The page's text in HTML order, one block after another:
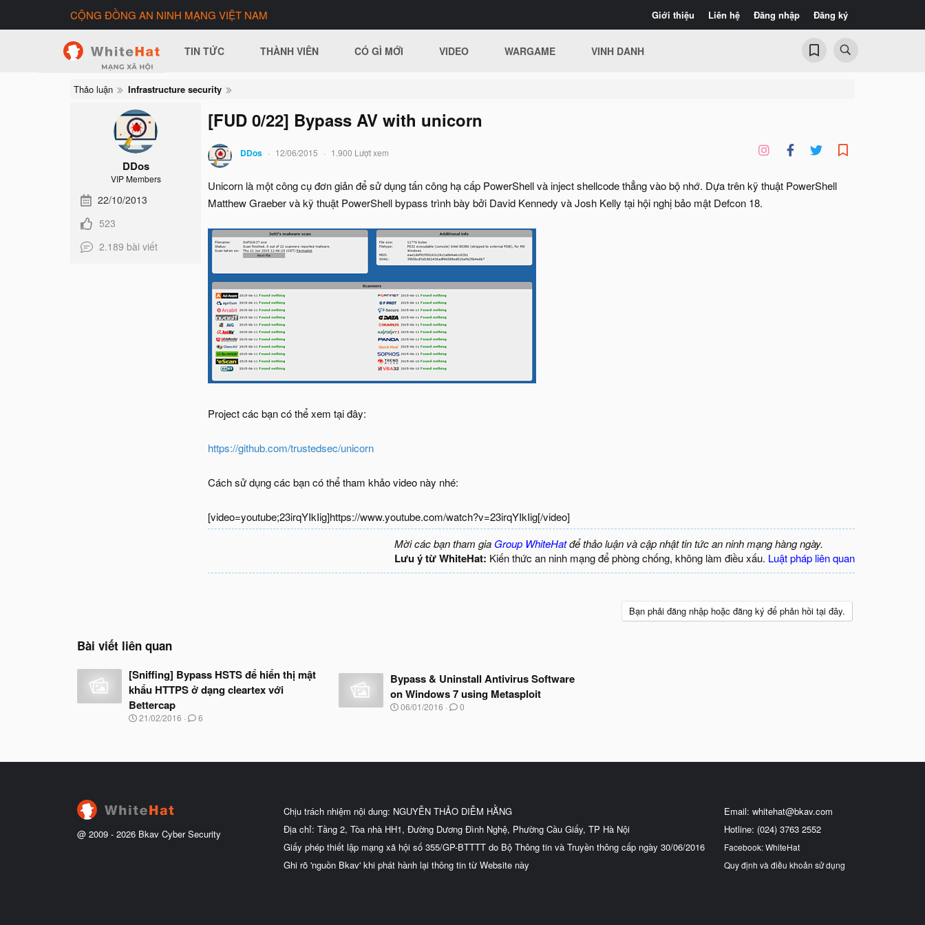
Giới thiệu Liên hệ Đăng nhập Đăng ký
CỘNG ĐỒNG AN NINH MẠNG VIỆT NAM
TIN TỨC THÀNH VIÊN CÓ GÌ MỚI VIDEO WARGAME VINH DANH
Thảo luận Infrastructure security
DDos
VIP Members
22/10/2013
523
2.189 bài viết
[FUD 0/22] Bypass AV with unicorn
DDos 12/06/2015 1.900 Lượt xem
Unicorn là một công cụ đơn giản để sử dụng tấn công hạ cấp PowerShell và inject shellcode thẳng vào bộ nhớ. Dựa trên kỹ thuật PowerShell
Matthew Graeber và kỹ thuật PowerShell bypass trình bày bởi David Kennedy và Josh Kelly tại hội nghị bảo mật Defcon 18.
Project các bạn có thể xem tại đây:
https://github.com/trustedsec/unicorn
Cách sử dụng các bạn có thể tham khảo video này nhé:
[video=youtube;23irqYIkIig]https://www.youtube.com/watch?v=23irqYIkIig[/video]
Mời các bạn tham gia Group WhiteHatđể thảo luận và cập nhật tin tức an ninh mạng hàng ngày.
Lưu ý từ WhiteHat: Kiến thức an ninh mạng để phòng chống, không làm điều xấu. Luật pháp liên quan
Bạn phải đăng nhập hoặc đăng ký để phản hồi tại đây.
Bài viết liên quan
[Sniffing] Bypass HSTS để hiển thị mật
khẩu HTTPS ở dạng cleartex với
Bettercap
N
b
ầ
u
21/02/2016 6
Bypass & Uninstall Antivirus Software
on Windows 7 using Metasploit
N
ắ
06/01/2016 0
@ 2009 - 2026 Bkav Cyber Security
Chịu trách nhiệm nội dung: NGUYỄN THẢO DIỄM HẰNG
Địa chỉ: Tầng 2, Tòa nhà HH1, Đường Dương Đình Nghệ, Phường Cầu Giấy, TP Hà Nội
Giấy phép thiết lập mạng xã hội số 355/GP-BTTTT do Bộ Thông tin và Truyền thông cấp ngày 30/06/2016
Ghi rõ 'nguồn Bkav' khi phát hành lại thông tin từ Website này
Email: whitehat@bkav.com
Hotline: (024) 3763 2552
Facebook: WhiteHat
Quy định và điều khoản sử dụng